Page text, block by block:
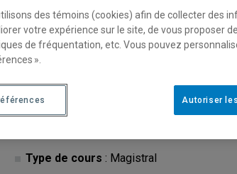
Description Horaire - Été
Type de cours : Magistral
des témoins (cookies) afin de collecter des
votre expérience sur le site, de vous proposer
de fréquentation, etc. Vous pouvez
».
Autoriser